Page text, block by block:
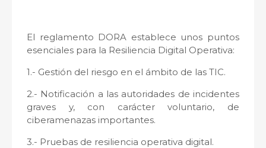
El reglamento DORA establece unos puntos
esenciales para la Resiliencia Digital Operativa:
1.- Gestión del riesgo en el ámbito de las TIC.
2.- Notificación a las autoridades de incidentes
graves y, con carácter voluntario, de
ciberamenazas importantes.
3.- Pruebas de resiliencia operativa digital.